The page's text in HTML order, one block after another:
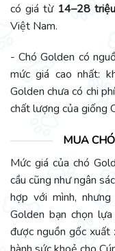
có giá từ 14–28 triệu
Việt Nam.
- Chó Golden có
mức giá cao nhất:
Golden chưa có chi
chất lượng của giống
MUA
Mức giá của chó
cầu cũng như ngân
hợp với mình,
Golden bạn chọn
được nguồn gốc xuất